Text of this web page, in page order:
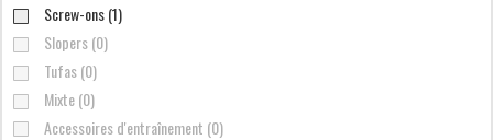
Screw-ons (1)
Slopers (0)
Tufas (0)
Mixte (0)
Accessoires d'entraînement (0)